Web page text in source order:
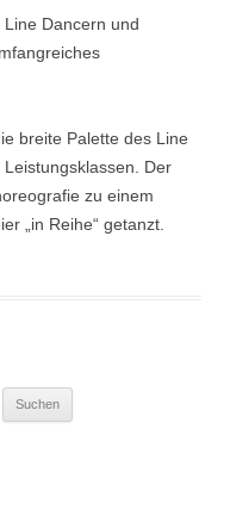
Line Dancern und
breite Palette des Line
Der
zu einem
„in Reihe“ getanzt.